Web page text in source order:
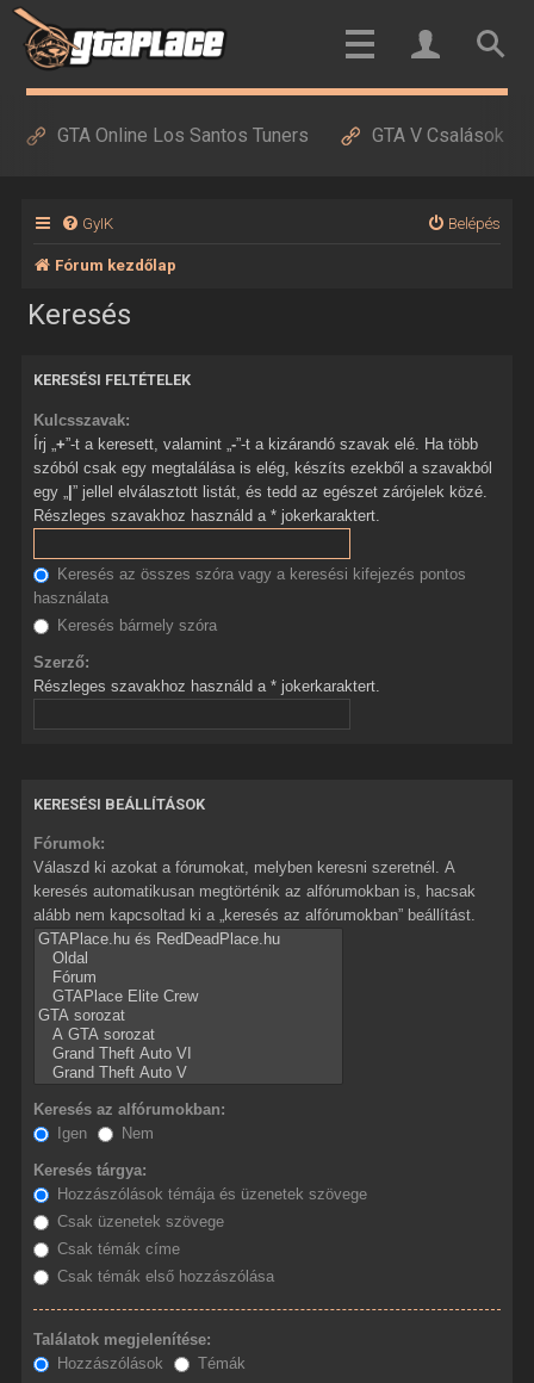
GTA Online Los Santos Tuners GTA V Csalások
GyIK Belépés
Fórum kezdőlap
Keresés
KERESÉSI FELTÉTELEK
Kulcsszavak:
Írj „ +”-t a keresett, valamint „ -”-t a kizárandó szavak elé. Ha több
szóból csak egy megtalálása is elég, készíts ezekből a szavakból
egy „ |” jellel elválasztott listát, és tedd az egészet zárójelek közé.
Részleges szavakhoz használd a * jokerkaraktert.
Keresés az összes szóra vagy a keresési kifejezés pontos
használata
Keresés bármely szóra
Szerző:
Részleges szavakhoz használd a * jokerkaraktert.
KERESÉSI BEÁLLÍTÁSOK
Fórumok:
Válaszd ki azokat a fórumokat, melyben keresni szeretnél. A
keresés automatikusan megtörténik az alfórumokban is, hacsak
alább nem kapcsoltad ki a „keresés az alfórumokban” beállítást.
Keresés az alfórumokban:
Igen
Nem
Keresés tárgya:
Hozzászólások témája és üzenetek szövege
Csak üzenetek szövege
Csak témák címe
Csak témák első hozzászólása
Találatok megjelenítése:
Hozzászólások
Témák